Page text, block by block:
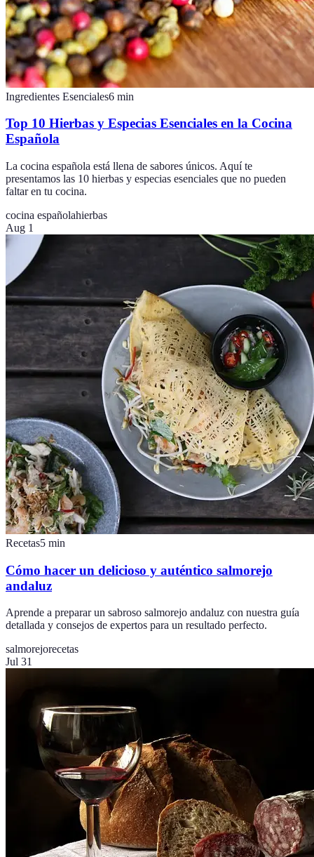
Ingredientes Esenciales6 min
Top 10 Hierbas y Especias Esenciales en la Cocina
Española
La cocina española está llena de sabores únicos. Aquí te
presentamos las 10 hierbas y especias esenciales que no pueden
faltar en tu cocina.
cocina españolahierbas
Aug 1
Recetas5 min
Cómo hacer un delicioso y auténtico salmorejo
andaluz
Aprende a preparar un sabroso salmorejo andaluz con nuestra guía
detallada y consejos de expertos para un resultado perfecto.
salmorejorecetas
Jul 31